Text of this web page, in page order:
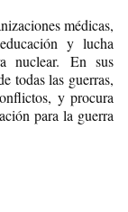
médicas,
y lucha
nuclear. En sus
todas las guerras,
y procura
para la guerra